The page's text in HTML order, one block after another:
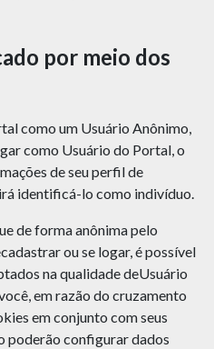
por meio dos
como um Usuário Anônimo,
como Usuário do Portal, o
de seu perfil de
identificá-lo como indivíduo.
de forma anônima pelo
ou se logar, é possível
na qualidade deUsuário
em razão do cruzamento
em conjunto com seus
poderão configurar dados